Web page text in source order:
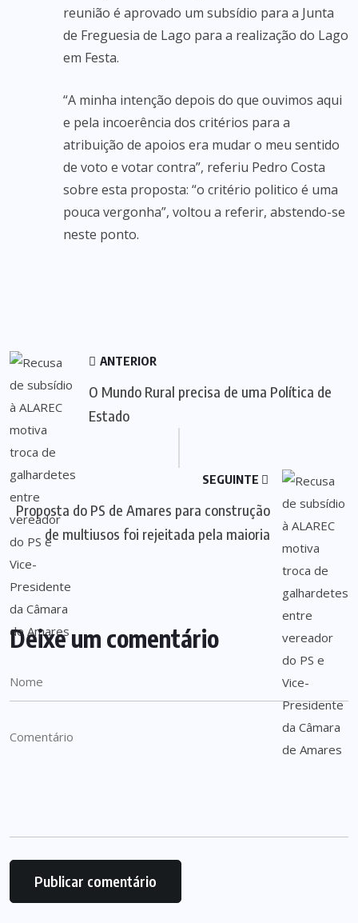
reunião é aprovado um subsídio para a Junta
de Freguesia de Lago para a realização do Lago
em Festa.
“A minha intenção depois do que ouvimos aqui
e pela incoerência dos critérios para a
atribuição de apoios era mudar o meu sentido
de voto e votar contra”, referiu Pedro Costa
sobre esta proposta: “o critério politico é uma
pouca vergonha”, voltou a referir, abstendo-se
neste ponto.
ANTERIOR
O Mundo Rural precisa de uma Política de
Estado
SEGUINTE
Proposta do PS de Amares para construção
de multiusos foi rejeitada pela maioria
Deixe um comentário